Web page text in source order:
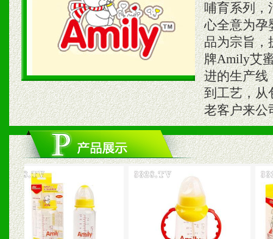
哺育系列，
心全意为孕
品为宗旨，
牌Amily艾
进的生产线
到工艺，从
老客户来公